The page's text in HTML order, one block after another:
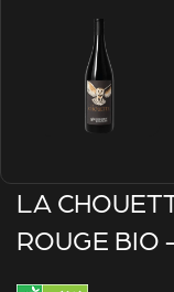
LA
ROUGE BIO